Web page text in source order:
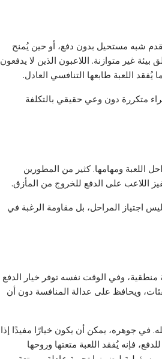
شبه مستحيل بدون دفع، أو حين يُمنح
غير متوازنة. اللاعبون الذين لا يدفعون
اللعبة طابعها التنافسي العادل.
متكررة دون وعي حقيقي بالتكلفة
اللعبة ومهامها. كثير من المطورين
اللاعب على الدفع للخروج من المأزق.
اجتياز المراحل، بل مقاومة الرغبة في
وفي الوقت نفسه توفر خيار الدفع
ويحافظ على عدالة المنافسة دون أن
في جوهره، يمكن أن يكون خيارًا مفيدًا إذا
فإنه يُفقد اللعبة متعتها وروحها